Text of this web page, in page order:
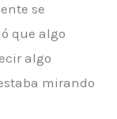
se
que algo
algo
mirando